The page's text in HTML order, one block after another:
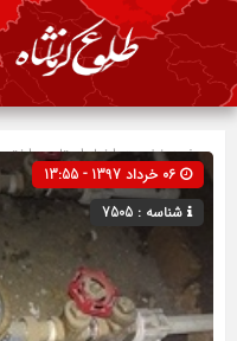
صفحه نخستاخبار استان»
شناسه : 7505